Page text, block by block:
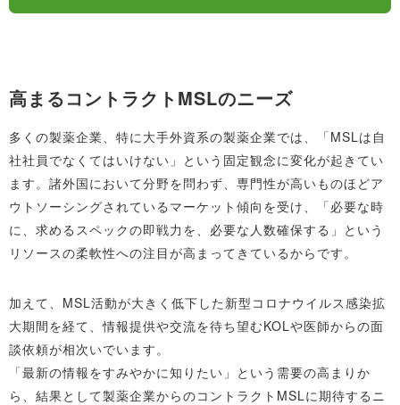
高まるコントラクトMSLのニーズ
多くの製薬企業、特に大手外資系の製薬企業では、「MSLは自
社社員でなくてはいけない」という固定観念に変化が起きてい
ます。諸外国において分野を問わず、専門性が高いものほどア
ウトソーシングされているマーケット傾向を受け、「必要な時
に、求めるスペックの即戦力を、必要な人数確保する」という
リソースの柔軟性への注目が高まってきているからです。
加えて、MSL活動が大きく低下した新型コロナウイルス感染拡
大期間を経て、情報提供や交流を待ち望むKOLや医師からの面
談依頼が相次いでいます。
「最新の情報をすみやかに知りたい」という需要の高まりか
ら、結果として製薬企業からのコントラクトMSLに期待するニ